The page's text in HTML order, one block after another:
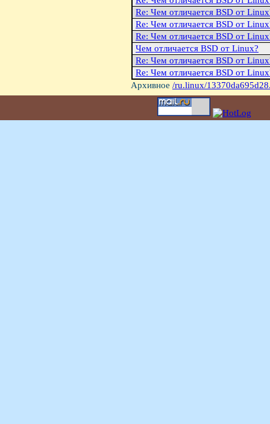
Re: Чем отличается BSD от
Re: Чем отличается BSD от
Re: Чем отличается BSD от
Чем отличается BSD от Linux?
Re: Чем отличается BSD от
Re: Чем отличается BSD от
Архивное /ru.linux/